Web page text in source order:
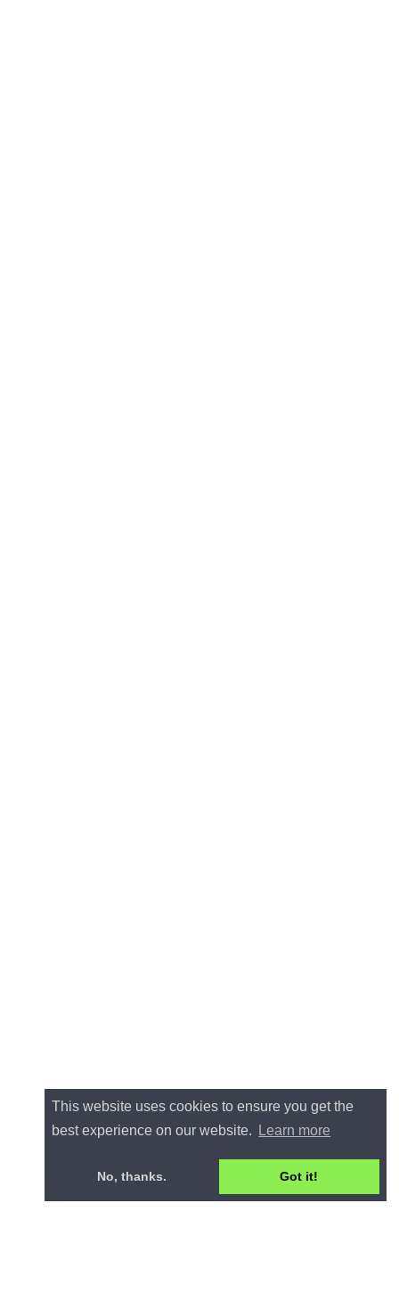
This website uses cookies to ensure you get the
best experience on our website.
Learn more
No, thanks. Got it!